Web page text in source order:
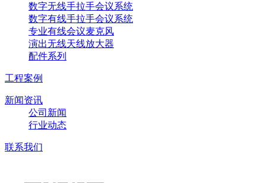
数字无线手拉手会议系统
数字有线手拉手会议系统
专业有线会议麦克风
演出无线天线放大器
配件系列
工程案例
新闻资讯
公司新闻
行业动态
联系我们